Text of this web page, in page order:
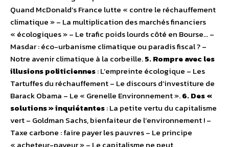
Quand McDonald’s France lutte « contre le réchauffement
climatique » – La multiplication des marchés financiers
« écologiques » – Le trafic poids lourds côté en Bourse… –
Masdar : éco-urbanisme climatique ou paradis fiscal ? –
Notre avenir climatique à la corbeille.5. Rompre avec les
illusions politiciennes: L’empreinte écologique – Les
Tartuffes du réchauffement – Le discours d’investiture de
Barack Obama – Le « Grenelle Environnement ».6. Des «
solutions » inquiétantes: La petite vertu du capitalisme
vert – Goldman Sachs, bienfaiteur de l’environnement ! –
Taxe carbone : faire payer les pauvres – Le principe